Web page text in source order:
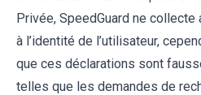
Privée, SpeedGuard ne
à l’identité de l’utilisateur,
que ces déclarations sont
telles que les demandes de